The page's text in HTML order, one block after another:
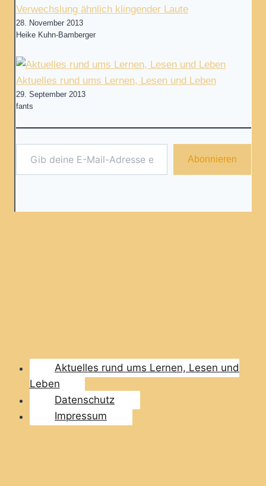
Verwechslung ähnlich klingender Laute
28. November 2013
Heike Kuhn-Bamberger
Aktuelles rund ums Lernen, Lesen und Leben
29. September 2013
fants
Gib deine E-Mail-Adresse ein ...
Abonnieren
Aktuelles rund ums Lernen, Lesen und
Leben
Datenschutz
Impressum